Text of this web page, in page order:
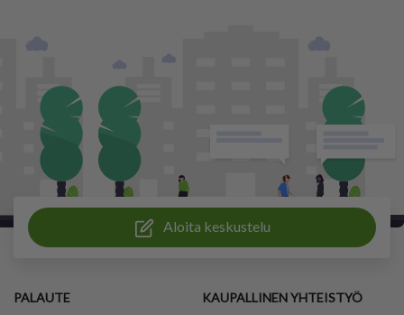
Aloita keskustelu
PALAUTE KAUPALLINEN YHTEISTYÖ